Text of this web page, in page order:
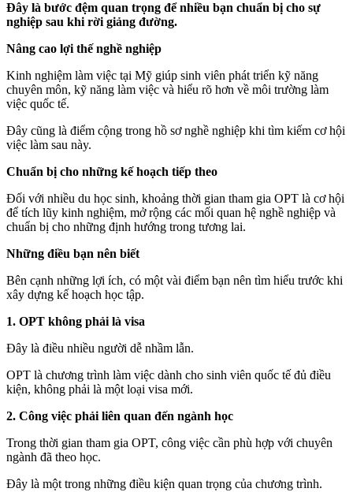
Đây là bước đệm quan trọng để nhiều bạn chuẩn bị cho sự
nghiệp sau khi rời giảng đường.
Nâng cao lợi thế nghề nghiệp
Kinh nghiệm làm việc tại Mỹ giúp sinh viên phát triển kỹ năng
chuyên môn, kỹ năng làm việc và hiểu rõ hơn về môi trường làm
việc quốc tế.
Đây cũng là điểm cộng trong hồ sơ nghề nghiệp khi tìm kiếm cơ hội
việc làm sau này.
Chuẩn bị cho những kế hoạch tiếp theo
Đối với nhiều du học sinh, khoảng thời gian tham gia OPT là cơ hội
để tích lũy kinh nghiệm, mở rộng các mối quan hệ nghề nghiệp và
chuẩn bị cho những định hướng trong tương lai.
Những điều bạn nên biết
Bên cạnh những lợi ích, có một vài điểm bạn nên tìm hiểu trước khi
xây dựng kế hoạch học tập.
1. OPT không phải là visa
Đây là điều nhiều người dễ nhầm lẫn.
OPT là chương trình làm việc dành cho sinh viên quốc tế đủ điều
kiện, không phải là một loại visa mới.
2. Công việc phải liên quan đến ngành học
Trong thời gian tham gia OPT, công việc cần phù hợp với chuyên
ngành đã theo học.
Đây là một trong những điều kiện quan trọng của chương trình.